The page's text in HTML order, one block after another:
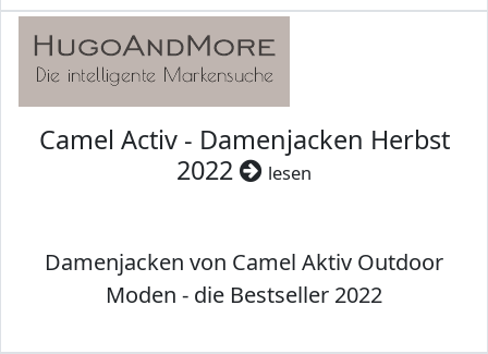
Camel Activ - Damenjacken Herbst
2022
lesen
Damenjacken von Camel Aktiv Outdoor
Moden - die Bestseller 2022